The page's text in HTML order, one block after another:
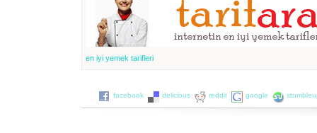
en iyi yemek tarifleri
facebook delicious reddit google